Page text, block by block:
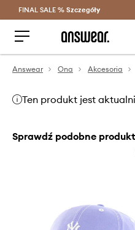
Oszczędzaj z
FINAL SALE % Szczegóły
Answear Ona Akcesoria
Ten produkt jest
Sprawdź podobne